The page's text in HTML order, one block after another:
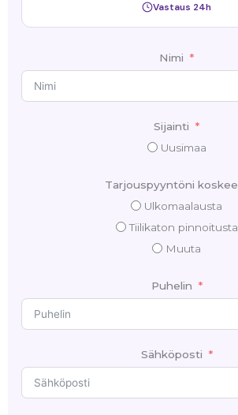
Vastaus 24h
Nimi
Sijainti
Uusimaa
Tarjouspyyntöni koskee
Ulkomaalausta
Tiilikaton pinnoitusta
Muuta
Puhelin
Sähköposti